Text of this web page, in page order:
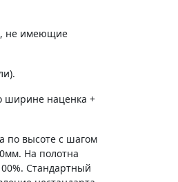
не имеющие
ширине наценка +
по высоте с шагом
На полотна
Стандартный